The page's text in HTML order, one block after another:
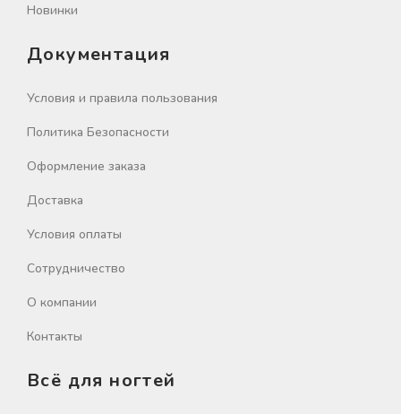
Новинки
Документация
Условия и правила пользования
Политика Безопасности
Оформление заказа
Доставка
Условия оплаты
Сотрудничество
О компании
Контакты
Всё для ногтей